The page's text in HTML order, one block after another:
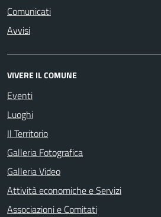
Comunicati
Avvisi
VIVERE IL COMUNE
Eventi
Luoghi
Il Territorio
Galleria Fotografica
Galleria Video
Attività economiche e Servizi
Associazioni e Comitati